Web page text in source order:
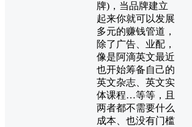
牌)，当品牌建立
起来你就可以发展
多元的赚钱管道，
除了广告、业配，
像是阿滴英文最近
也开始筹备自己的
英文杂志、英文实
体课程…等等，且
两者都不需要什么
成本、也没有门槛